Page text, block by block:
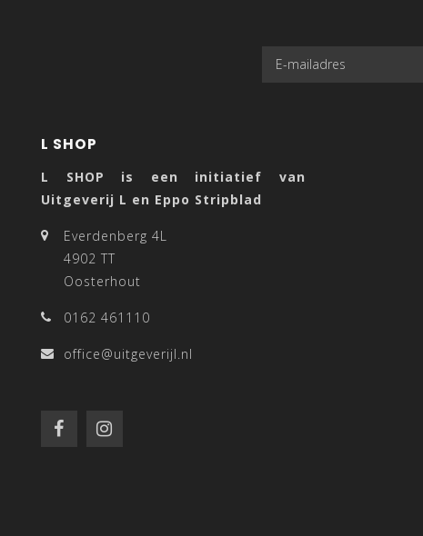
L SHOP
L SHOP is een initiatief van
Uitgeverij L en Eppo Stripblad
Everdenberg 4L
4902 TT
Oosterhout
0162 461110
office@uitgeverijl.nl